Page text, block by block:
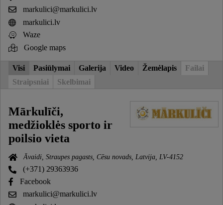
markulici@markulici.lv
markulici.lv
Waze
Google maps
Visi Pasiūlymai Galerija Video Žemėlapis
Failai
Straipsniai
Skelbimai
Mārkulīči,
medžioklės sporto ir
poilsio vieta
Āvaidi, Straupes pagasts, Cēsu novads, Latvija, LV-4152
(+371) 29363936
Facebook
markulici@markulici.lv